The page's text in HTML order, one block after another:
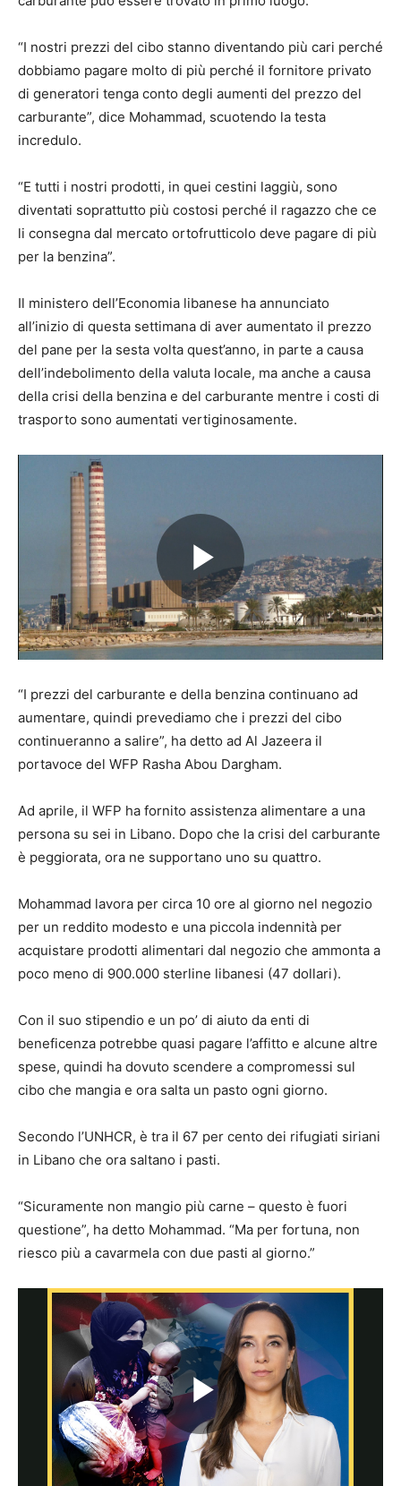
“I nostri prezzi del cibo stanno diventando più cari perché
dobbiamo pagare molto di più perché il fornitore privato
di generatori tenga conto degli aumenti del prezzo del
carburante”, dice Mohammad, scuotendo la testa
incredulo.
“E tutti i nostri prodotti, in quei cestini laggiù, sono
diventati soprattutto più costosi perché il ragazzo che ce
li consegna dal mercato ortofrutticolo deve pagare di più
per la benzina”.
Il ministero dell’Economia libanese ha annunciato
all’inizio di questa settimana di aver aumentato il prezzo
del pane per la sesta volta quest’anno, in parte a causa
dell’indebolimento della valuta locale, ma anche a causa
della crisi della benzina e del carburante mentre i costi di
trasporto sono aumentati vertiginosamente.
Play
Video
“I prezzi del carburante e della benzina continuano ad
aumentare, quindi prevediamo che i prezzi del cibo
continueranno a salire”, ha detto ad Al Jazeera il
portavoce del WFP Rasha Abou Dargham.
Ad aprile, il WFP ha fornito assistenza alimentare a una
persona su sei in Libano. Dopo che la crisi del carburante
è peggiorata, ora ne supportano uno su quattro.
Mohammad lavora per circa 10 ore al giorno nel negozio
per un reddito modesto e una piccola indennità per
acquistare prodotti alimentari dal negozio che ammonta a
poco meno di 900.000 sterline libanesi (47 dollari).
Con il suo stipendio e un po’ di aiuto da enti di
beneficenza potrebbe quasi pagare l’affitto e alcune altre
spese, quindi ha dovuto scendere a compromessi sul
cibo che mangia e ora salta un pasto ogni giorno.
Secondo l’UNHCR, è tra il 67 per cento dei rifugiati siriani
in Libano che ora saltano i pasti.
“Sicuramente non mangio più carne – questo è fuori
questione”, ha detto Mohammad. “Ma per fortuna, non
riesco più a cavarmela con due pasti al giorno.”
Play